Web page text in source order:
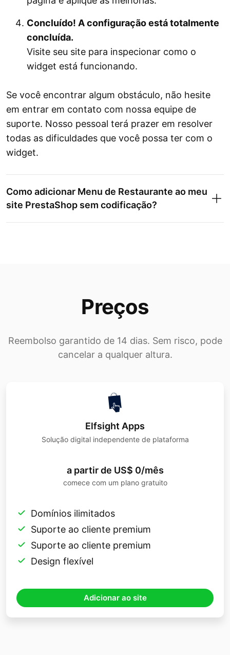
Concluído! A configuração está totalmente
concluída.
Visite seu site para inspecionar como o
widget está funcionando.
Se você encontrar algum obstáculo, não hesite
em entrar em contato com nossa equipe de
suporte. Nosso pessoal terá prazer em resolver
todas as dificuldades que você possa ter com o
widget.
Como adicionar Menu de Restaurante ao meu
site PrestaShop sem codificação?
Preços
Reembolso garantido de 14 dias. Sem risco, pode
cancelar a qualquer altura.
Elfsight Apps
Solução digital independente de plataforma
a partir de US$ 0/mês
comece com um plano gratuito
Domínios ilimitados
Suporte ao cliente premium
Suporte ao cliente premium
Design flexível
Adicionar ao site